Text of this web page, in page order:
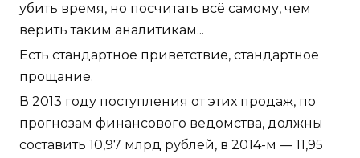
убить время, но посчитать всё самому, чем
верить таким аналитикам...
Есть стандартное приветствие, стандартное
прощание.
В 2013 году поступления от этих продаж, по
прогнозам финансового ведомства, должны
составить 10,97 млрд рублей, в 2014-м — 11,95